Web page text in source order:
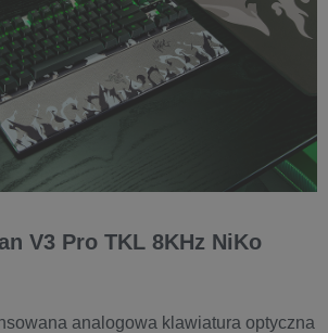
V3 Pro TKL 8KHz NiKo
analogowa klawiatura optyczna